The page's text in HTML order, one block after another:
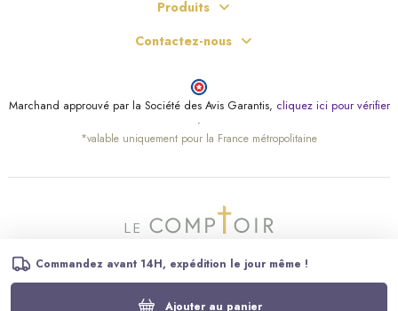
Commandez avant 14H, expédition le jour même !
Ajouter au panier
Produits
Contactez-nous
Marchand approuvé par la Société des Avis Garantis, cliquez ici pour vérifier
.
*valable uniquement pour la France métropolitaine